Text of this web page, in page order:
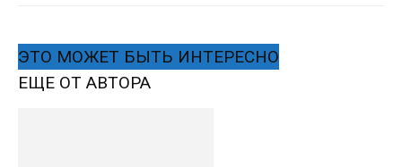
ЭТО МОЖЕТ БЫТЬ ИНТЕРЕСНО
ЕЩЕ ОТ АВТОРА